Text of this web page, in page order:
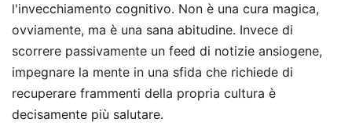
l'invecchiamento cognitivo. Non è una cura magica,
ovviamente, ma è una sana abitudine. Invece di
scorrere passivamente un feed di notizie ansiogene,
impegnare la mente in una sfida che richiede di
recuperare frammenti della propria cultura è
decisamente più salutare.